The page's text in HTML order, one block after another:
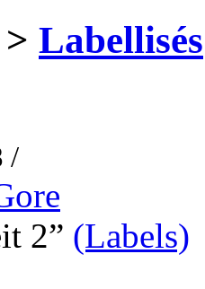
> Labellisés
/
2” (Labels)